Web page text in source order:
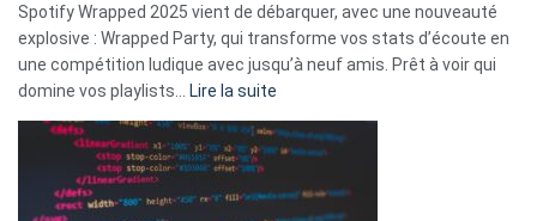
Solly
change
la
des
Spotify Wrapped 2025 vient de débarquer, avec une nouveauté
explosive : Wrapped Party, qui transforme vos stats d’écoute en
une compétition ludique avec jusqu’à neuf amis. Prêt à voir qui
domine vos playlists…
Lire la suite
Wrapped
est